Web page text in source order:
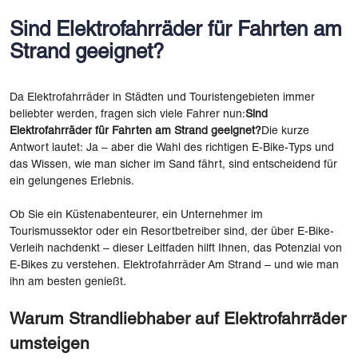
Sind Elektrofahrräder für Fahrten am
Strand geeignet?
Da Elektrofahrräder in Städten und Touristengebieten immer
beliebter werden, fragen sich viele Fahrer nun:Sind
Elektrofahrräder für Fahrten am Strand geeignet?Die kurze
Antwort lautet: Ja – aber die Wahl des richtigen E-Bike-Typs und
das Wissen, wie man sicher im Sand fährt, sind entscheidend für
ein gelungenes Erlebnis.
Ob Sie ein Küstenabenteurer, ein Unternehmer im
Tourismussektor oder ein Resortbetreiber sind, der über E-Bike-
Verleih nachdenkt – dieser Leitfaden hilft Ihnen, das Potenzial von
E-Bikes zu verstehen. Elektrofahrräder Am Strand – und wie man
ihn am besten genießt.
Warum Strandliebhaber auf Elektrofahrräder
umsteigen